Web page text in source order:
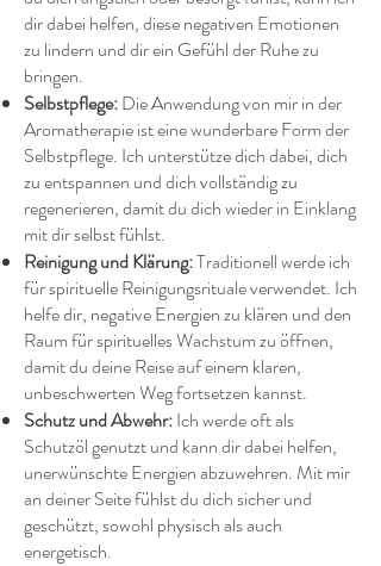
dir dabei helfen, diese negativen Emotionen
zu lindern und dir ein Gefühl der Ruhe zu
bringen.
Selbstpflege:Die Anwendung von mir in der
Aromatherapie ist eine wunderbare Form der
Selbstpflege. Ich unterstütze dich dabei, dich
zu entspannen und dich vollständig zu
regenerieren, damit du dich wieder in Einklang
mit dir selbst fühlst.
Reinigung und Klärung:Traditionell werde ich
für spirituelle Reinigungsrituale verwendet. Ich
helfe dir, negative Energien zu klären und den
Raum für spirituelles Wachstum zu öffnen,
damit du deine Reise auf einem klaren,
unbeschwerten Weg fortsetzen kannst.
Schutz und Abwehr:Ich werde oft als
Schutzöl genutzt und kann dir dabei helfen,
unerwünschte Energien abzuwehren. Mit mir
an deiner Seite fühlst du dich sicher und
geschützt, sowohl physisch als auch
energetisch.